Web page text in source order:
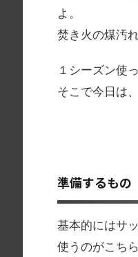
よ。
焚き火の煤汚
１シーズン使
そこで今日は
準備するもの
基本的にはサ
使うのがこちら